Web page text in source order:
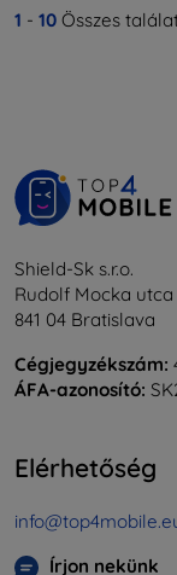
1 - 10 Összes
Shield-Sk s.r.o.
Rudolf Mocka
841 04 Bratislava
Cégjegyzékszám:
ÁFA-azonosító:
Elérhetőség
Írjon nekünk